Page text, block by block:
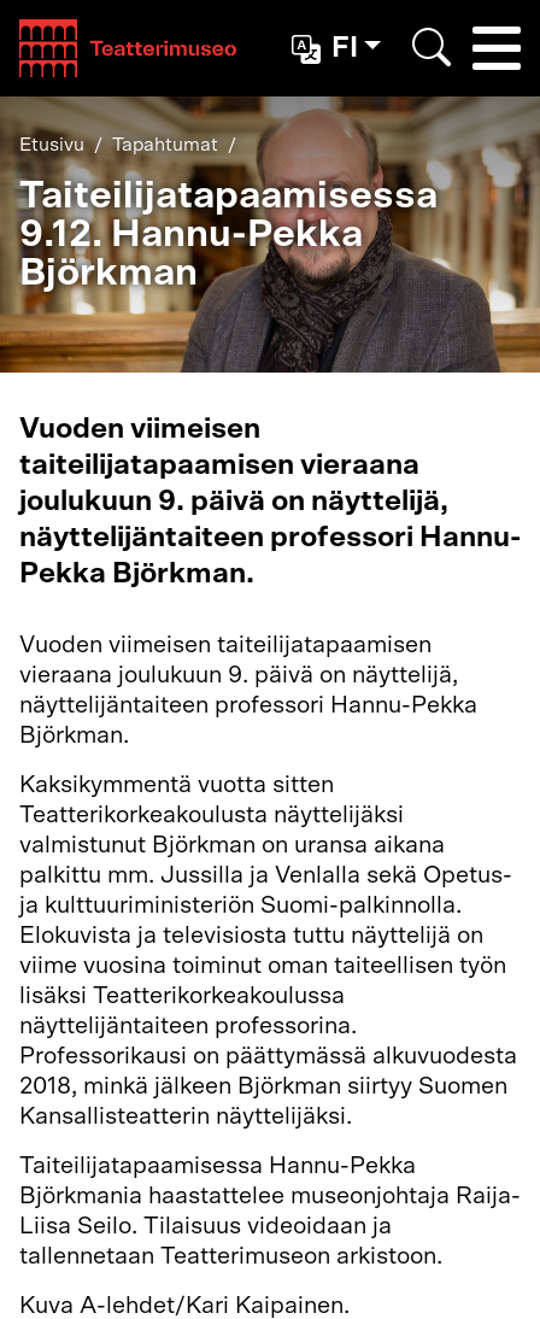
Teatterimuseo
FI
Etusivu Tapahtumat
Taiteilijatapaamisessa
9.12. Hannu-Pekka
Björkman
Vuoden viimeisen
taiteilijatapaamisen vieraana
joulukuun 9. päivä on näyttelijä,
näyttelijäntaiteen professori Hannu-
Pekka Björkman.
Vuoden viimeisen taiteilijatapaamisen
vieraana joulukuun 9. päivä on näyttelijä,
näyttelijäntaiteen professori Hannu-Pekka
Björkman.
Kaksikymmentä vuotta sitten
Teatterikorkeakoulusta näyttelijäksi
valmistunut Björkman on uransa aikana
palkittu mm. Jussilla ja Venlalla sekä Opetus-
ja kulttuuriministeriön Suomi-palkinnolla.
Elokuvista ja televisiosta tuttu näyttelijä on
viime vuosina toiminut oman taiteellisen työn
lisäksi Teatterikorkeakoulussa
näyttelijäntaiteen professorina.
Professorikausi on päättymässä alkuvuodesta
2018, minkä jälkeen Björkman siirtyy Suomen
Kansallisteatterin näyttelijäksi.
Taiteilijatapaamisessa Hannu-Pekka
Björkmania haastattelee museonjohtaja Raija-
Liisa Seilo. Tilaisuus videoidaan ja
tallennetaan Teatterimuseon arkistoon.
Kuva A-lehdet/Kari Kaipainen.